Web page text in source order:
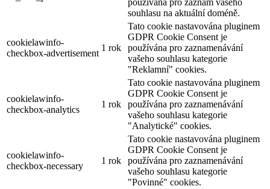
používána pro záznam vašeho
souhlasu na aktuální doméně.
cookielawinfo-
checkbox-advertisement
1 rok
Tato cookie nastavována pluginem
GDPR Cookie Consent je
používána pro zaznamenávání
vašeho souhlasu kategorie
"Reklamní" cookies.
cookielawinfo-
checkbox-analytics
1 rok
Tato cookie nastavována pluginem
GDPR Cookie Consent je
používána pro zaznamenávání
vašeho souhlasu kategorie
"Analytické" cookies.
cookielawinfo-
checkbox-necessary
1 rok
Tato cookie nastavována pluginem
GDPR Cookie Consent je
používána pro zaznamenávání
vašeho souhlasu kategorie
"Povinné" cookies.